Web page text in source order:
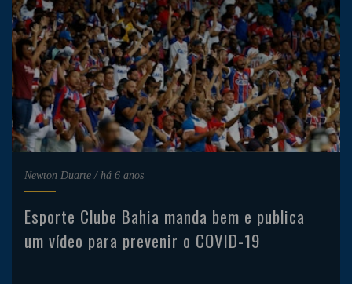
Newton Duarte / há 6 anos
Esporte Clube Bahia manda bem e publica
um vídeo para prevenir o COVID-19